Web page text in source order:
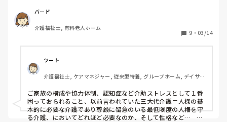
退院してからはケアマネジャーさんからの提案でディサービ
ス行くことになると思いますが、父親はあまり気持ちが乗ら
ないようです。父親は自宅で生活したいという思いがあるの
ん。
分かりにくい文章ですが、このような状況でのストレスの対
処方法や解決法を教えてください。
よろしくお願いいたします。
バード
介護福祉士, 有料老人ホーム
9 ・ 03/14
ツート
介護福祉士, ケアマネジャー, 従来型特養, グループホーム, デイサー
ご家族の構成や協力体制、認知症など介助ストレスとして１番
困っておられること、以前言われていた三大代介護＝人様の基
本的に必要な介護であり尊厳に留意のいる最低限度の人権を守
る介護、においてどれほど必要なのか、そして性格など…　も